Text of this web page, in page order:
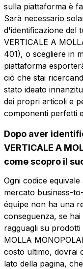
Vuoi ricevere
più informazioni?
Nome
Telefono
Email
Azienda
Vuoi
Compila il form
Scheda tecnica
Nome
Vuoi
Compila il form
Scheda tecnica
Nome
sulla piattaforma è
Sarà necessario
d'identificazione del
VERTICALE A
401), o scegliere in
piattaforma
ciò che stai
stato ideato
dei propri articoli e
componenti perfetti
Dopo aver
VERTICALE A
come scopro il
Ogni codice
mercato business-
équipe non ha una
conseguenza, se
ragguagli su prodotti
MOLLA
costo ultimo, dovrai
lato della pagina,